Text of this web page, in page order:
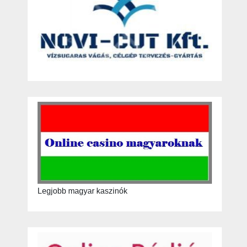
Legjobb magyar kaszinók